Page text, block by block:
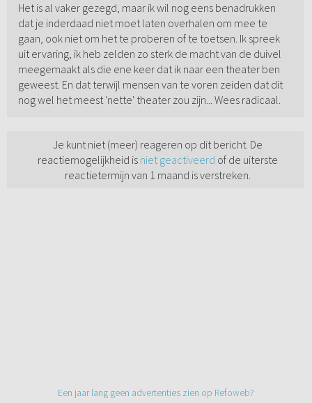
Het is al vaker gezegd, maar ik wil nog eens benadrukken
dat je inderdaad niet moet laten overhalen om mee te
gaan, ook niet om het te proberen of te toetsen. Ik spreek
uit ervaring, ik heb zelden zo sterk de macht van de duivel
meegemaakt als die ene keer dat ik naar een theater ben
geweest. En dat terwijl mensen van te voren zeiden dat dit
nog wel het meest 'nette' theater zou zijn... Wees radicaal.
Je kunt niet (meer) reageren op dit bericht. De
reactiemogelijkheid is niet geactiveerd of de uiterste
reactietermijn van 1 maand is verstreken.
Een jaar lang geen advertenties zien op Refoweb?